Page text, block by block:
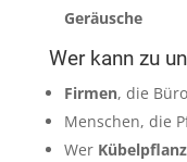
Geräusche
Wer kann zu
Firmen, die
Menschen, die
Wer